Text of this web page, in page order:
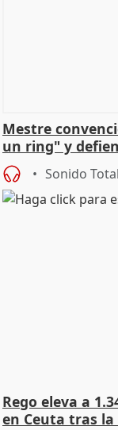
Mestre
un ring" y
Vox
Sonido
Rego eleva a
en Ceuta tras